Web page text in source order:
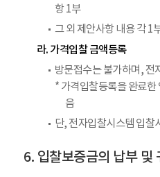
항 1부
그 외 제안사항 내용 각 1
라. 가격입찰 금액등록
방문접수는 불가하며, 전
* 가격입찰등록을 완료한
음
단, 전자입찰시스템 입찰
입찰보증금의 납부 및